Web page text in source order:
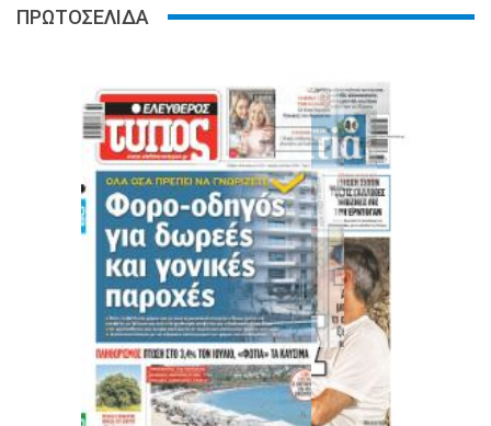
ΠΡΩΤΟΣΕΛΙΔΑ